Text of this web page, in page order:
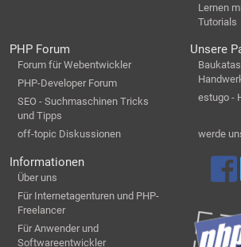
Lernen
Tutorials
PHP Forum
Forum für Webentwickler
PHP-Developer Forum
SEO - Suchmaschinen Tricks
und Tipps
off-topic Diskussionen
Unsere
estugo -
werde
Informationen
Über uns
Für Internetagenturen und PHP-
Freelancer
Für Anwender und
Softwareentwickler